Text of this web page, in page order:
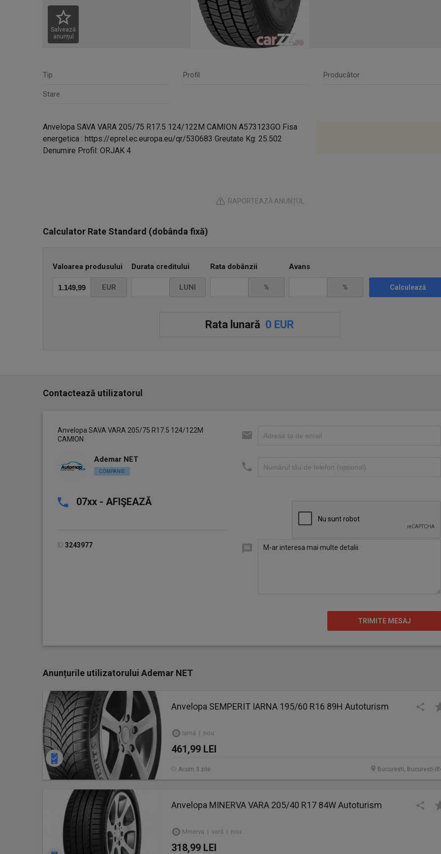
Salvează
anunțul
Tip Profil Producător
Stare
Anvelopa SAVA VARA 205/75 R17.5 124/122M CAMION A573123GO Fisa
energetica : https://eprel.ec.europa.eu/qr/530683 Greutate Kg: 25.502
Denumire Profil: ORJAK 4
RAPORTEAZĂ ANUNȚUL
Calculator Rate Standard (dobânda fixă)
Valoarea produsului
EUR
Durata creditului
LUNI
Rata dobânzii
%
Avans
% Calculează
Rata lunară 0 EUR
Contactează utilizatorul
Anvelopa SAVA VARA 205/75 R17.5 124/122M
CAMION
Ademar NET
COMPANIE
07xx - AFIŞEAZĂ
ID 3243977
Anunțurile utilizatorului Ademar NET
Anvelopa SEMPERIT IARNA 195/60 R16 89H Autoturism
Iarnă | nou
461,99 LEI
Bucuresti, Bucuresti-
Acum 3 zile
Anvelopa MINERVA VARA 205/40 R17 84W Autoturism
Minerva | vară | nou
318,99 LEI